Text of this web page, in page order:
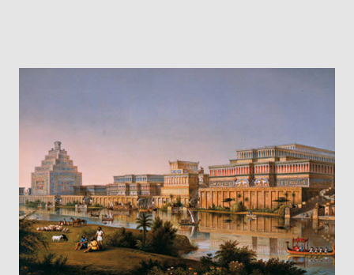
las contradicciones de la Biblia, a las que Justino solo podía
responder: Jamás me atreveré a pensar, ni a decir que las
Escrituras presentan contradicciones entre sí; y si alguna
Escritura me pareciera tal, más bien confesaré que no entiendo
su significado y trataré de convencer a todos aquel...